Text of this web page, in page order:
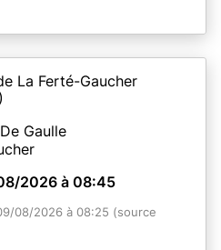
La Ferté-Gaucher
Gaulle
2026 à 08:45
08/2026 à 08:25 (source